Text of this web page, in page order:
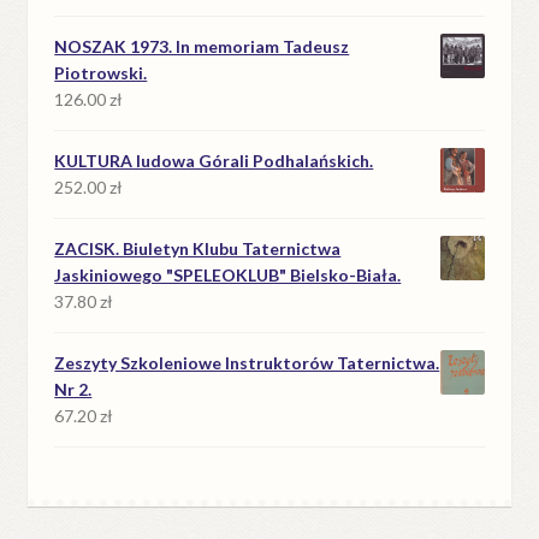
NOSZAK 1973. In memoriam Tadeusz
Piotrowski.
126.00zł
KULTURA ludowa Górali Podhalańskich.
252.00zł
ZACISK. Biuletyn Klubu Taternictwa
Jaskiniowego "SPELEOKLUB" Bielsko-Biała.
37.80zł
Zeszyty Szkoleniowe Instruktorów Taternictwa.
Nr 2.
67.20zł